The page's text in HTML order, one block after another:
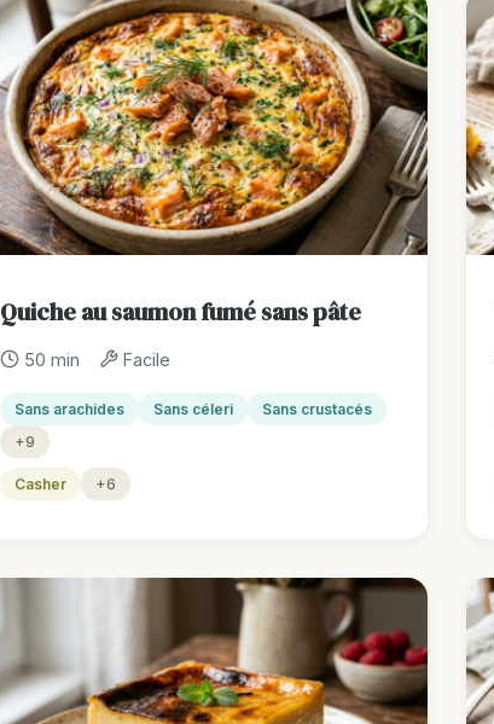
Quiche au saumon fumé sans pâte
50 min Facile
Sans arachides Sans céleri
Sans crustacés
+9
Casher +6